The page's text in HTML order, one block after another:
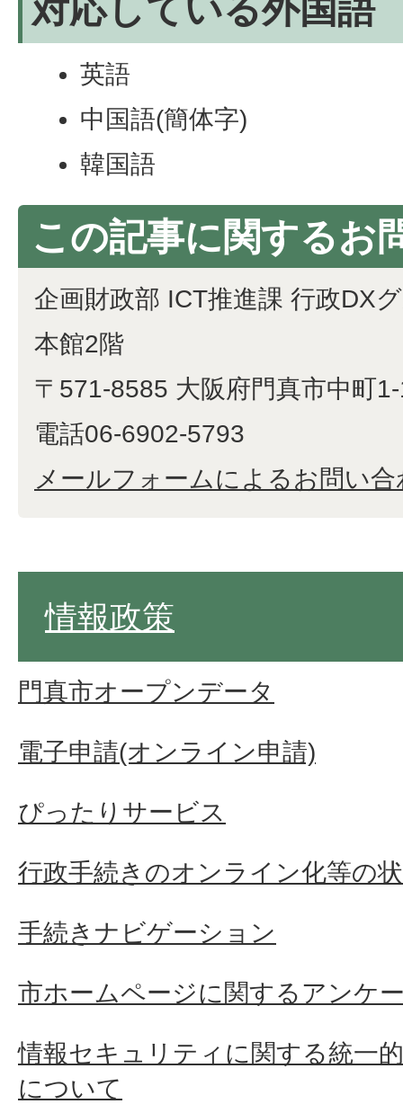
対応している外国語
英語
中国語(簡体字)
韓国語
この記事に関するお
企画財政部 ICT推進課 行政DX
本館2階
〒571-8585 大阪府門真市中町
電話06-6902-5793
メールフォームによるお問い合
情報政策
門真市オープンデータ
電子申請(オンライン申請)
ぴったりサービス
行政手続きのオンライン化等の
手続きナビゲーション
市ホームページに関するアンケ
情報セキュリティに関する統一
について